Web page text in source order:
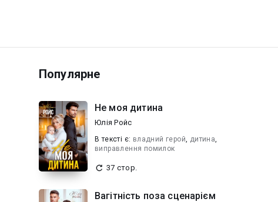
Популярне
Не моя дитина
Юлія Ройс
В текcті є: владний герой, дитина,
виправлення помилок
37 стор.
Вагітність поза сценарієм